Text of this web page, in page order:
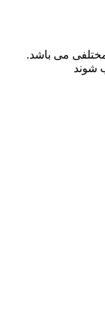
می باشد.
شوند